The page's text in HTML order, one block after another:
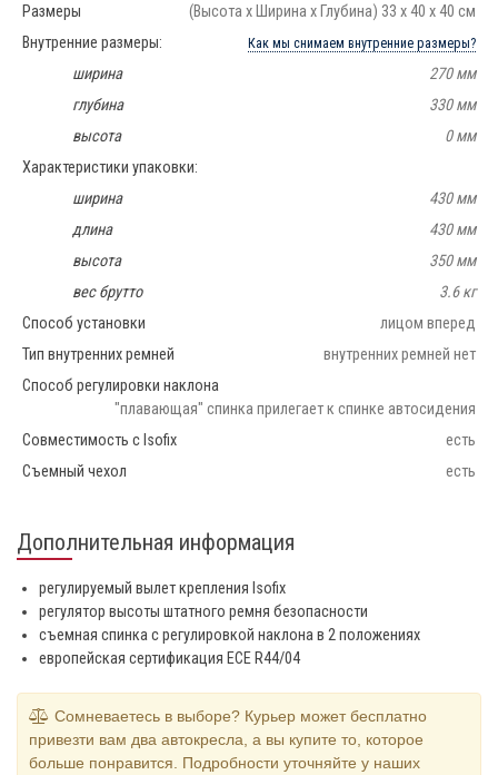
Размеры
(Высота х Ширина х Глубина) 33 х 40 х 40 см
Внутренние размеры:
Как мы снимаем внутренние размеры?
ширина
270 мм
глубина
330 мм
высота
0 мм
Характеристики упаковки:
ширина
430 мм
длина
430 мм
высота
350 мм
вес брутто
3.6 кг
Способ установки
лицом вперед
Тип внутренних ремней
внутренних ремней нет
Способ регулировки наклона
"плавающая" спинка прилегает к спинке автосидения
Совместимость с Isofix
есть
Съемный чехол
есть
Дополнительная информация
регулируемый вылет крепления Isofix
регулятор высоты штатного ремня безопасности
съемная спинка с регулировкой наклона в 2 положениях
европейская сертификация ECE R44/04
Сомневаетесь в выборе? Курьер может бесплатно
привезти вам два автокресла, а вы купите то, которое
больше понравится. Подробности уточняйте у наших